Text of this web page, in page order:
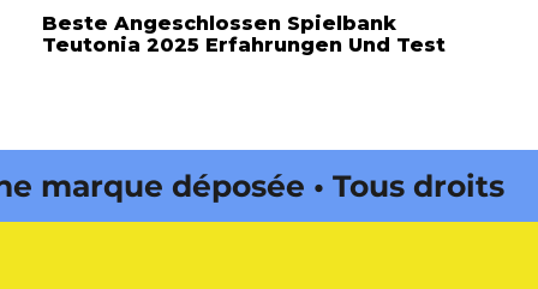
Beste Angeschlossen Spielbank
Teutonia 2025 Erfahrungen Und Test
déposée • Tous droits